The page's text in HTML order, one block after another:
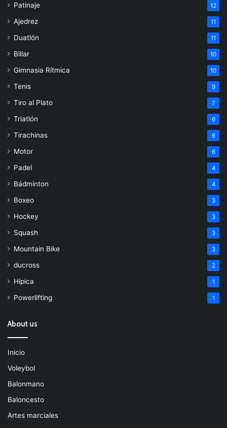
Patinaje 12
Ajedrez 11
Duatlón 11
Billar 10
Gimnasia Rítmica 10
Tenis 9
Tiro al Plato 7
Triatlón 6
Tirachinas 6
Motor 6
Padel 4
Bádminton 4
Boxeo 3
Hockey 3
Squash 3
Mountain Bike 3
ducross 2
Hípica 1
Powerlifting 1
About us
Inicio
Voleybol
Balonmano
Baloncesto
Artes marciales